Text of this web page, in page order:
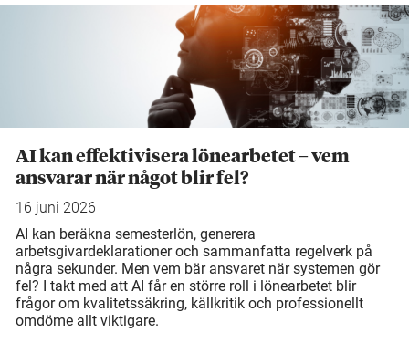
AI kan effektivisera lönearbetet – vem
ansvarar när något blir fel?
16 juni 2026
AI kan beräkna semesterlön, generera
arbetsgivardeklarationer och sammanfatta regelverk på
några sekunder. Men vem bär ansvaret när systemen gör
fel? I takt med att AI får en större roll i lönearbetet blir
frågor om kvalitetssäkring, källkritik och professionellt
omdöme allt viktigare.